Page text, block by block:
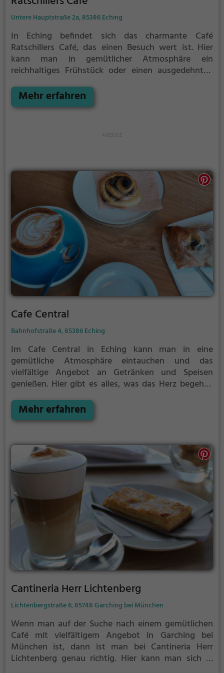
Untere Hauptstraße 2a, 85386 Eching
In Eching befindet sich das charmante Café
Ratschillers Café, das einen Besuch wert ist. Hier
kann man in gemütlicher Atmosphäre ein
reichhaltiges Frühstück oder einen ausgedehnten
Kaffeevariationen und köstlichen Kuchen lässt keine
Wünsche offen. Die freundlichen Mitarbeiter sorgen
Mehr erfahren
Cafe Central
Bahnhofstraße 4, 85386 Eching
Im Cafe Central in Eching kann man in eine
gemütliche Atmosphäre eintauchen und das
vielfältige Angebot an Getränken und Speisen
genießen. Hier gibt es alles, was das Herz begehrt:
ein reichhaltiges Frühstück bis hin zu einer Auswahl
an Bier. Die Speisekarte bietet sowohl deutsche als
Köstlichkeiten. Auch eine Eisdiele ist hier zu finden,
um sich an heißen Tagen eine süße Erfrischung zu
gönnen. Ob alleine zum Entspannen, mit Freunden
zum Plaudern oder für ein gemütliches Frühstück zu
zweit – das Cafe Central bietet für jeden Anlass das
passende Ambiente. Lass dich von der Vielfalt
überraschen und genieße einen Besuch in diesem
einladenden Cafe.
Mehr erfahren
Cantineria Herr Lichtenberg
Lichtenbergstraße 6, 85748 Garching bei München
Wenn man auf der Suche nach einem gemütlichen
Café mit vielfältigem Angebot in Garching bei
München ist, dann ist man bei Cantineria Herr
Lichtenberg genau richtig. Hier kann man sich in